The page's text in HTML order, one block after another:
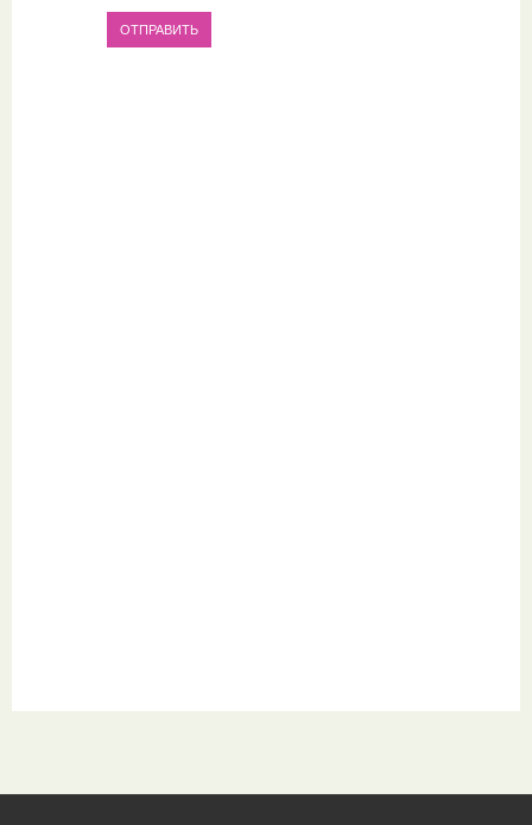
ОТПРАВИТЬ